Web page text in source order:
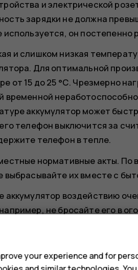
и электрической
зарядки не должна
используется, он постепенно
и слишком низкая
Для оптимальной
от 15 до 25 °С. Чрезмерно
временной
аккумулятор может
телефон выключится за
телефон в тепле.
нормативные акты. По
выбрасывайте их вместе с
аккумулятор воздействию
не бросайте его в
В случае протечки
your experience and for